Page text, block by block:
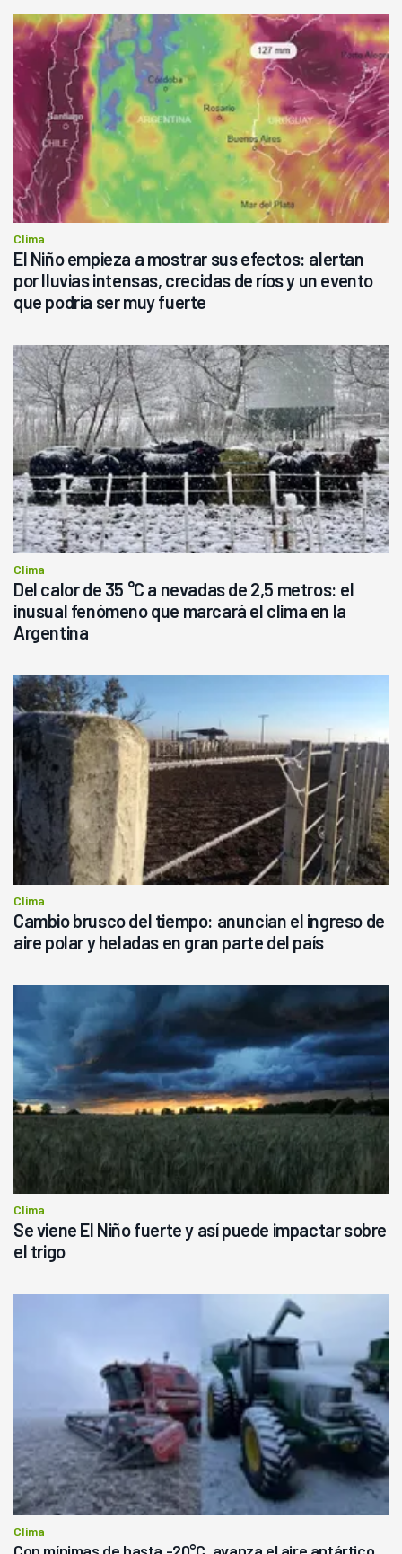
Clima
El Niño empieza a mostrar sus efectos: alertan
por lluvias intensas, crecidas de ríos y un evento
que podría ser muy fuerte
Clima
Del calor de 35 °C a nevadas de 2,5 metros: el
inusual fenómeno que marcará el clima en la
Argentina
Clima
Cambio brusco del tiempo: anuncian el ingreso de
aire polar y heladas en gran parte del país
Clima
Se viene El Niño fuerte y así puede impactar sobre
el trigo
Clima